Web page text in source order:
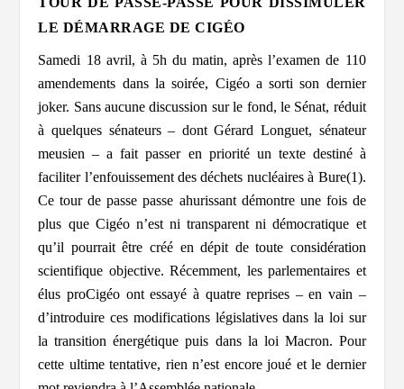
LE DÉMARRAGE DE CIGÉO
Samedi 18 avril, à 5h du matin, après l’examen de 110
amendements dans la soirée, Cigéo a sorti son dernier
joker. Sans aucune discussion sur le fond, le Sénat, réduit
à quelques sénateurs – dont Gérard Longuet, sénateur
meusien – a fait passer en priorité un texte destiné à
faciliter l’enfouissement des déchets nucléaires à Bure(1).
Ce tour de passe passe ahurissant démontre une fois de
plus que Cigéo n’est ni transparent ni démocratique et
qu’il pourrait être créé en dépit de toute considération
scientifique objective. Récemment, les parlementaires et
élus proCigéo ont essayé à quatre reprises – en vain –
d’introduire ces modifications législatives dans la loi sur
la transition énergétique puis dans la loi Macron. Pour
cette ultime tentative, rien n’est encore joué et le dernier